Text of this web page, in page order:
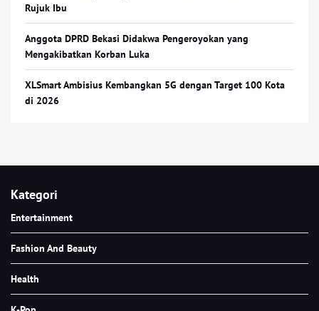
Rujuk Ibu
Anggota DPRD Bekasi Didakwa Pengeroyokan yang
Mengakibatkan Korban Luka
XLSmart Ambisius Kembangkan 5G dengan Target 100 Kota
di 2026
Kategori
Entertainment
Fashion And Beauty
Health